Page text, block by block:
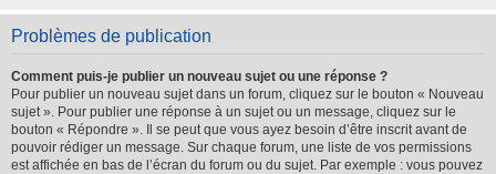
Problèmes de publication
Comment puis-je publier un nouveau sujet ou une réponse ?
Pour publier un nouveau sujet dans un forum, cliquez sur le bouton « Nouveau
sujet ». Pour publier une réponse à un sujet ou un message, cliquez sur le
bouton « Répondre ». Il se peut que vous ayez besoin d’être inscrit avant de
pouvoir rédiger un message. Sur chaque forum, une liste de vos permissions
est affichée en bas de l’écran du forum ou du sujet. Par exemple : vous pouvez